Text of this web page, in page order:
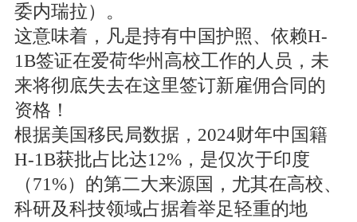
委内瑞拉）。
这意味着，凡是持有中国护照、依赖H-
1B签证在爱荷华州高校工作的人员，未
来将彻底失去在这里签订新雇佣合同的
资格！
根据美国移民局数据，2024财年中国籍
H-1B获批占比达12%，是仅次于印度
（71%）的第二大来源国，尤其在高校、
科研及科技领域占据着举足轻重的地